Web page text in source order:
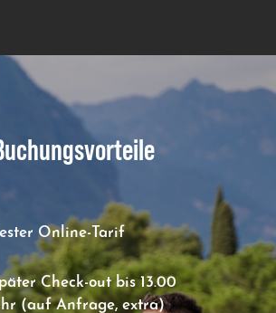
Online-Tarif
Check-out bis 13.00
(auf Anfrage, extra)